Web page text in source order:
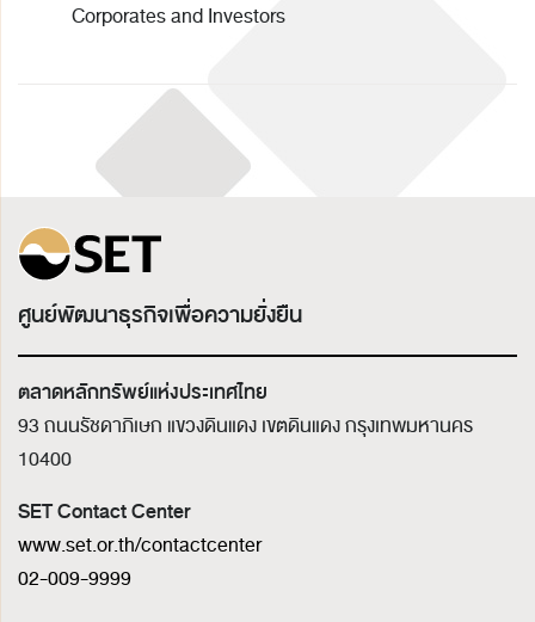
Corporates and Investors
ศูนย์พัฒนาธุรกิจเพื่อความยั่งยืน
ตลาดหลักทรัพย์แห่งประเทศไทย
93 ถนนรัชดาภิเษก แขวงดินแดง เขตดินแดงกรุงเทพมหานคร
10400
SET Contact Center
www.set.or.th/contactcenter
02-009-9999